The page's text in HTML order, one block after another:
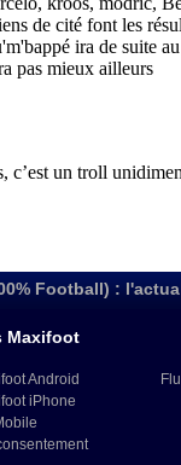
Football) :
Maxifoot
Android
iPhone